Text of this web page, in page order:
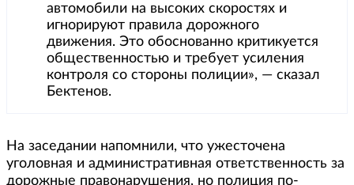
автомобили на высоких скоростях и
игнорируют правила дорожного
движения. Это обоснованно критикуется
общественностью и требует усиления
контроля со стороны полиции», — сказал
Бектенов.
На заседании напомнили, что ужесточена
уголовная и административная ответственность за
дорожные правонарушения, но полиция по-